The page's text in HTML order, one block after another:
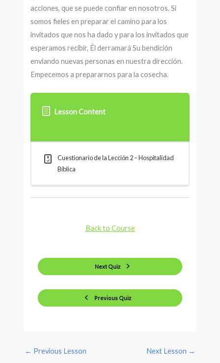
acciones, que se puede confiar en nosotros. Si
somos fieles en preparar el camino para los
invitados que nos ha dado y para los invitados que
esperamos recibir, Él derramará Su bendición
enviando nuevas personas en nuestra dirección.
Empecemos a prepararnos para la cosecha.
Lesson Content
Cuestionario de la Lección 2 – Hospitalidad
Bíblica
Previous Quiz
Back to Course
Next Quiz
← Previous Lesson Next Lesson →